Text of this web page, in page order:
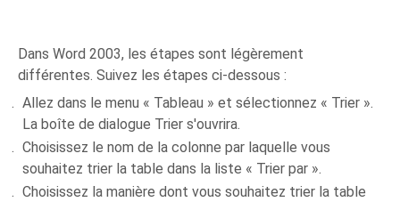
Dans Word 2003, les étapes sont légèrement
différentes. Suivez les étapes ci-dessous :
Allez dans le menu « Tableau » et sélectionnez « Trier ».
La boîte de dialogue Trier s'ouvrira.
Choisissez le nom de la colonne par laquelle vous
souhaitez trier la table dans la liste « Trier par ».
Choisissez la manière dont vous souhaitez trier la table